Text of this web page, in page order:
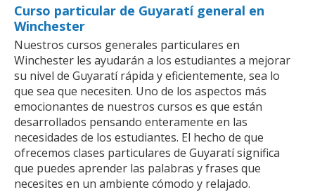
Curso particular de Guyaratí general en
Winchester
Nuestros cursos generales particulares en
Winchester les ayudarán a los estudiantes a mejorar
su nivel de Guyaratí rápida y eficientemente, sea lo
que sea que necesiten. Uno de los aspectos más
emocionantes de nuestros cursos es que están
desarrollados pensando enteramente en las
necesidades de los estudiantes. El hecho de que
ofrecemos clases particulares de Guyaratí significa
que puedes aprender las palabras y frases que
necesites en un ambiente cómodo y relajado.